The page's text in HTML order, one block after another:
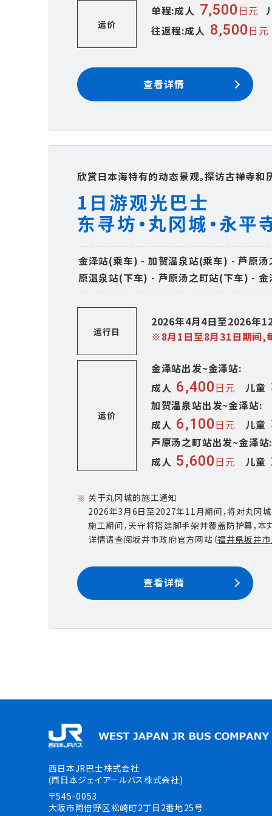
运价
单程:成人 7,500 日元
往返程:成人 8,500日元
查看详情
欣赏日本海特有的动态景观。探访古禅寺和
1日游观光巴士
东寻坊・丸冈城・永平
金泽站(乘车) - 加贺温泉站(乘车) - 芦原
原温泉站(下车) - 芦原汤之町站(下车) -
运行日
2026年4月4日至2026年
※8月1日至8月31日期间,每
运价
金泽站出发~金泽站:
成人 6,400日元 儿童
加贺温泉站出发~金泽站:
成人 6,100日元 儿童
芦原汤之町站出发~金泽站:
成人 5,600日元 儿童
※ 关于丸冈城的施工通知
2026年3月6日至2027年11月期间，将对丸冈
施工期间，天守将搭建脚手架并覆盖防护幕，本
详情请查阅坂井市政府官方网站（福井県坂井
查看详情
西日本JR巴士株式会社
(西日本ジェイアールバス株式会社)
〒545-0053
大阪市阿倍野区松崎町2丁目2番地25号